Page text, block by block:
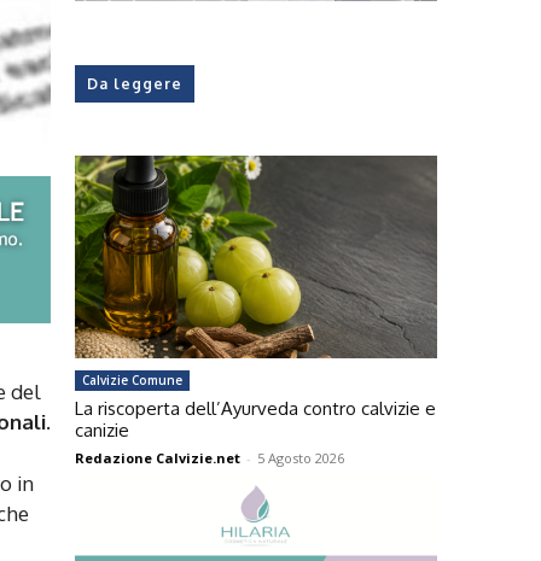
del
.
in
Da leggere
Calvizie Comune
La riscoperta dell’Ayurveda contro calvizie e
canizie
Redazione Calvizie.net - 5 Agosto 2026